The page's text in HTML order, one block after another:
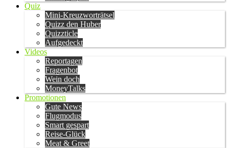
Quiz
Mini-Kreuzworträtsel
Quizz den Huber
Quizzticle
Aufgedeckt
Videos
Reportagen
Fragenbot
Wein doch
MoneyTalks
Promotionen
Gute News
Flugmodus
Smart gespart
Reise-Glück
Meat & Greet